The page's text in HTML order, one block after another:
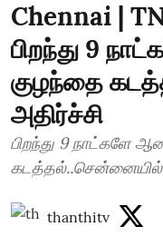
Chennai |
பிறந்து 9
குழந்தை
அதிர்ச்சி
பிறந்து 9 நாட்களே
கடத்தல்..சென்னையில்
thanthitv